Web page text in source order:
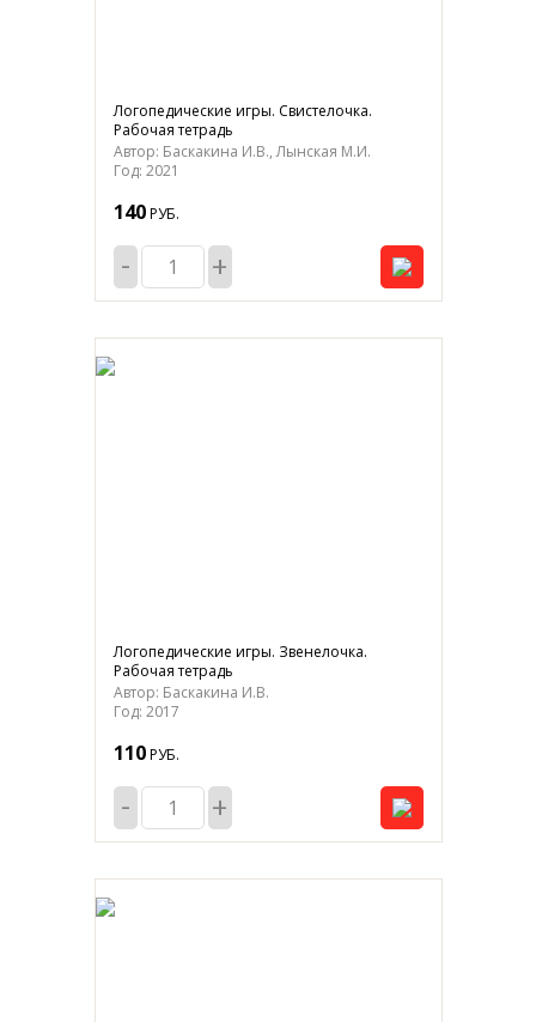
Логопедические игры. Свистелочка.
Рабочая тетрадь
Автор: Баскакина И.В., Лынская М.И.
Год: 2021
140РУБ.
- +
Логопедические игры. Звенелочка.
Рабочая тетрадь
Автор: Баскакина И.В.
Год: 2017
110РУБ.
- +